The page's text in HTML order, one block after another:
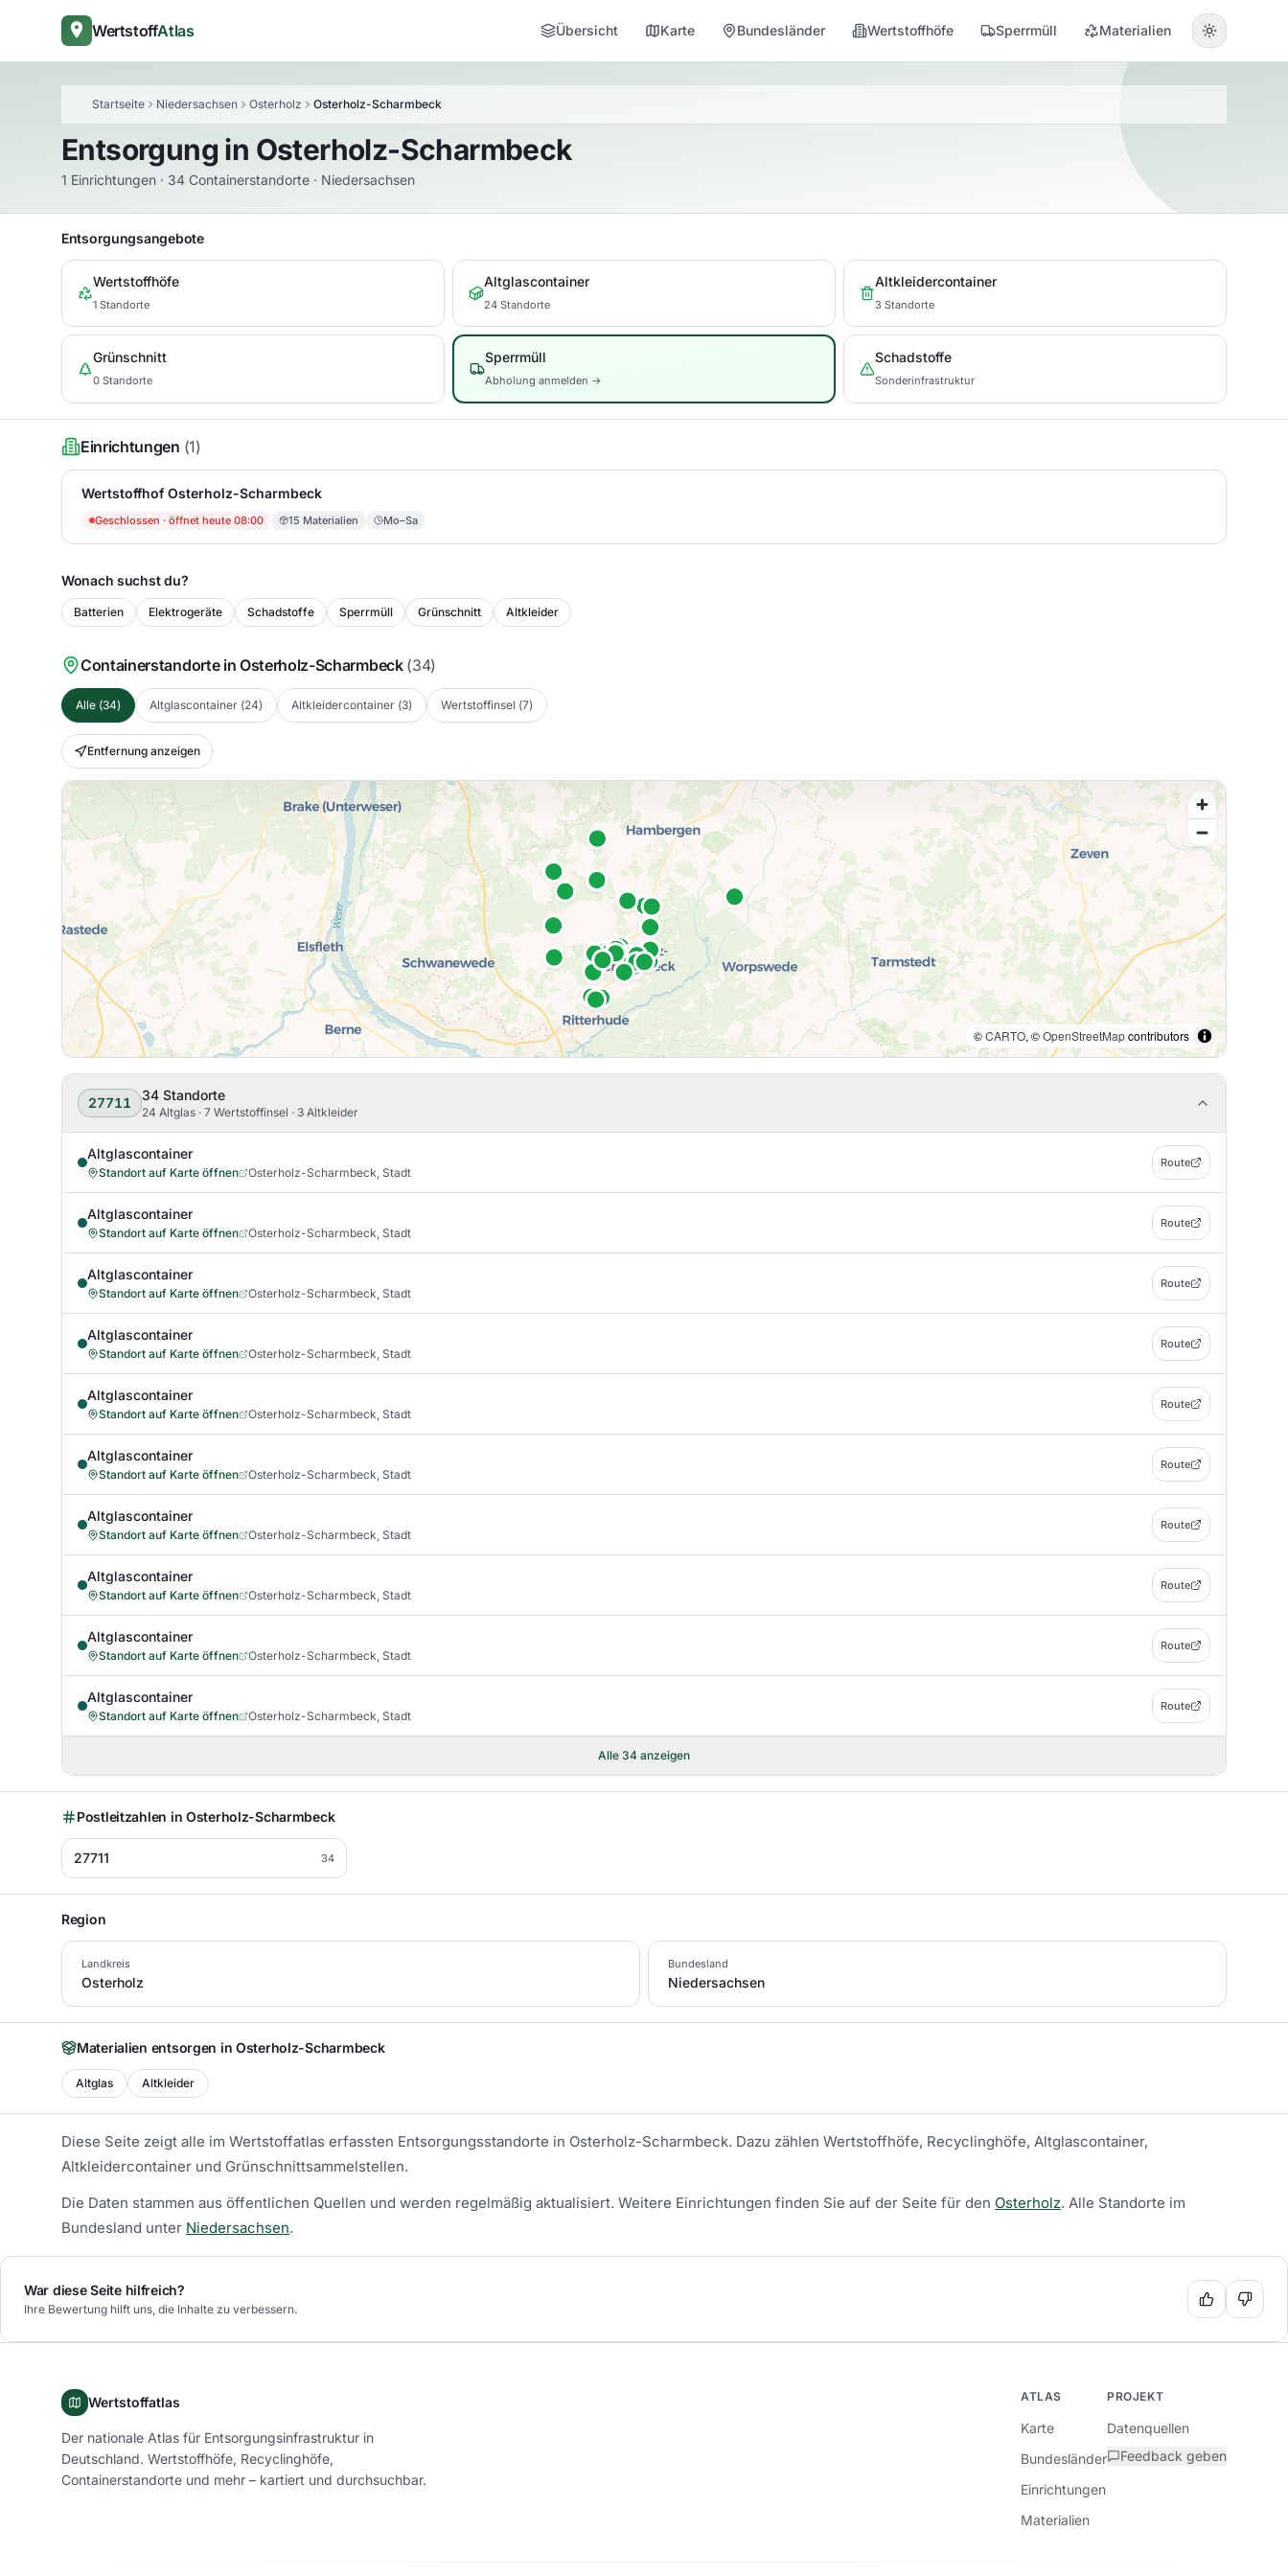
WertstoffAtlas Übersicht Karte Bundesländer Wertstoffhöfe Sperrmüll Materialien
Startseite Niedersachsen Osterholz Osterholz-Scharmbeck
Entsorgung in Osterholz-Scharmbeck
1 Einrichtungen · 34 Containerstandorte · Niedersachsen
Entsorgungsangebote
Wertstoffhöfe
1 Standorte
Altglascontainer
24 Standorte
Altkleidercontainer
3 Standorte
Grünschnitt
0 Standorte
Sperrmüll
Abholung anmelden →
Schadstoffe
Sonderinfrastruktur
Einrichtungen (1)
Wertstoffhof Osterholz-Scharmbeck
Geschlossen · öffnet heute 08:00 15 Materialien Mo–Sa
Wonach suchst du?
Batterien Elektrogeräte Schadstoffe Sperrmüll Grünschnitt Altkleider
Containerstandorte in Osterholz-Scharmbeck (34)
Alle (34) Altglascontainer (24) Altkleidercontainer (3) Wertstoffinsel (7)
Entfernung anzeigen
©CARTO, ©OpenStreetMapcontributors
27711 34 Standorte
24 Altglas · 7 Wertstoffinsel · 3 Altkleider
Altglascontainer
Standort auf Karte öffnen Osterholz-Scharmbeck, Stadt
Route
Altglascontainer
Standort auf Karte öffnen Osterholz-Scharmbeck, Stadt
Route
Altglascontainer
Standort auf Karte öffnen Osterholz-Scharmbeck, Stadt
Route
Altglascontainer
Standort auf Karte öffnen Osterholz-Scharmbeck, Stadt
Route
Altglascontainer
Standort auf Karte öffnen Osterholz-Scharmbeck, Stadt
Route
Altglascontainer
Standort auf Karte öffnen Osterholz-Scharmbeck, Stadt
Route
Altglascontainer
Standort auf Karte öffnen Osterholz-Scharmbeck, Stadt
Route
Altglascontainer
Standort auf Karte öffnen Osterholz-Scharmbeck, Stadt
Route
Altglascontainer
Standort auf Karte öffnen Osterholz-Scharmbeck, Stadt
Route
Altglascontainer
Standort auf Karte öffnen Osterholz-Scharmbeck, Stadt
Route
Alle 34 anzeigen
Postleitzahlen in Osterholz-Scharmbeck
27711 34
Region
Landkreis
Osterholz
Bundesland
Niedersachsen
Materialien entsorgen inOsterholz-Scharmbeck
Altglas Altkleider
Diese Seite zeigt alle im Wertstoffatlas erfassten Entsorgungsstandorte in Osterholz-Scharmbeck. Dazu zählen Wertstoffhöfe, Recyclinghöfe, Altglascontainer,
Altkleidercontainer und Grünschnittsammelstellen.
Die Daten stammen aus öffentlichen Quellen und werden regelmäßig aktualisiert. Weitere Einrichtungen finden Sie auf der Seite für den Osterholz. Alle Standorte im
Bundesland unter Niedersachsen.
War diese Seite hilfreich?
Ihre Bewertung hilft uns, die Inhalte zu verbessern.
Wertstoffatlas
Der nationale Atlas für Entsorgungsinfrastruktur in
Deutschland. Wertstoffhöfe, Recyclinghöfe,
Containerstandorte und mehr – kartiert und durchsuchbar.
ATLAS
Karte
Bundesländer
Einrichtungen
Materialien
PROJEKT
Datenquellen
Feedback geben